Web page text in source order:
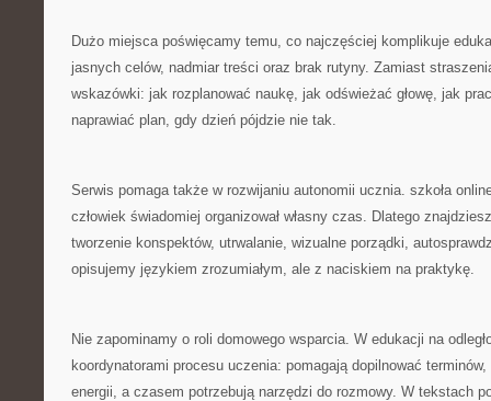
Dużo miejsca poświęcamy temu, co najczęściej komplikuje
jasnych celów, nadmiar treści oraz brak rutyny. Zamiast
wskazówki: jak rozplanować naukę, jak odświeżać głowę, jak
naprawiać plan, gdy dzień pójdzie nie tak.
Serwis pomaga także w rozwijaniu autonomii ucznia. szkoła
człowiek świadomiej organizował własny czas. Dlatego
tworzenie konspektów, utrwalanie, wizualne porządki,
opisujemy językiem zrozumiałym, ale z naciskiem na praktykę.
Nie zapominamy o roli domowego wsparcia. W edukacji na
koordynatorami procesu uczenia: pomagają dopilnować
energii, a czasem potrzebują narzędzi do rozmowy. W tekstach